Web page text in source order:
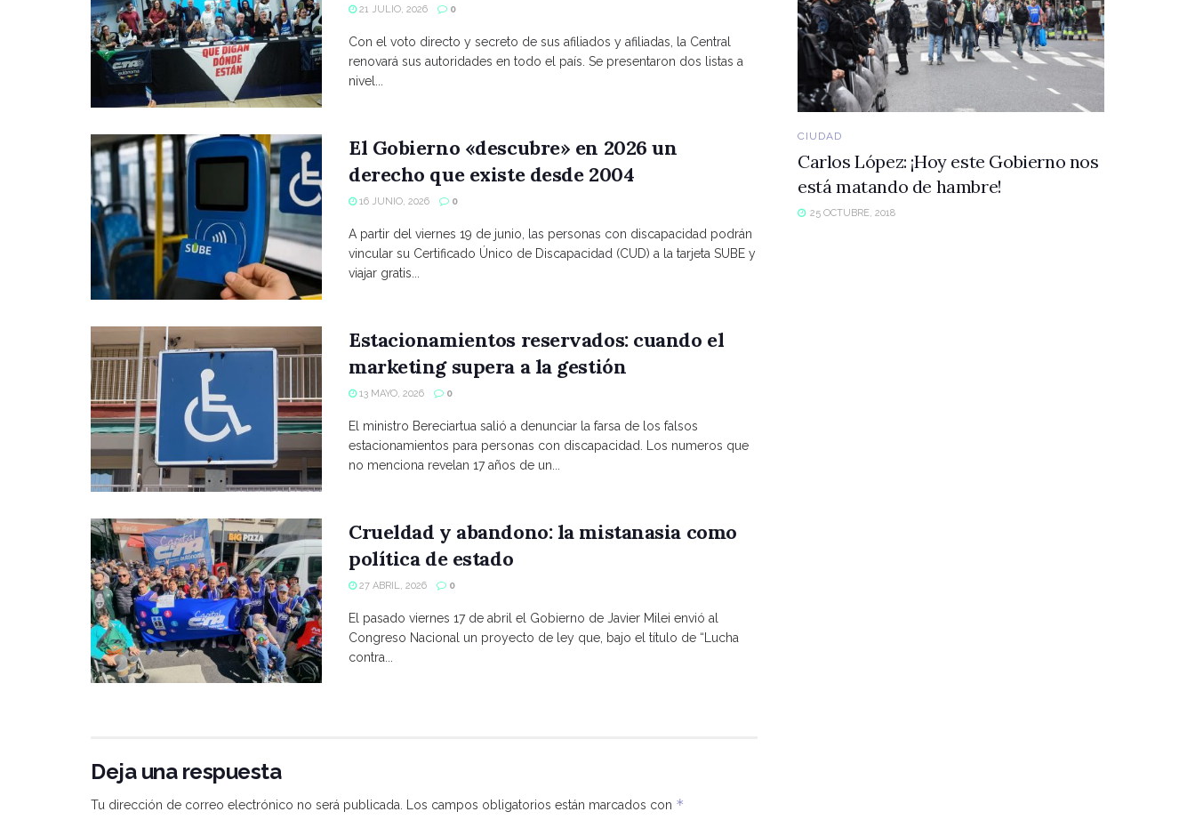
21 JULIO, 2026 0
Con el voto directo y secreto de sus afiliados y afiliadas, la Central
renovará sus autoridades en todo el país. Se presentaron dos listas a
nivel...
El Gobierno «descubre» en 2026 un
derecho que existe desde 2004
16 JUNIO, 2026 0
A partir del viernes 19 de junio, las personas con discapacidad podrán
vincular su Certificado Único de Discapacidad (CUD) a la tarjeta SUBE y
viajar gratis...
Estacionamientos reservados: cuando el
marketing supera a la gestión
13 MAYO, 2026 0
El ministro Bereciartua salió a denunciar la farsa de los falsos
estacionamientos para personas con discapacidad. Los numeros que
no menciona revelan 17 años de un...
Crueldad y abandono: la mistanasia como
política de estado
27 ABRIL, 2026 0
El pasado viernes 17 de abril el Gobierno de Javier Milei envió al
Congreso Nacional un proyecto de ley que, bajo el título de “Lucha
contra...
Deja una respuesta
Tu dirección de correo electrónico no será publicada. Los campos obligatorios están marcados con *
CIUDAD
Carlos López: ¡Hoy este Gobierno nos
está matando de hambre!
25 OCTUBRE, 2018